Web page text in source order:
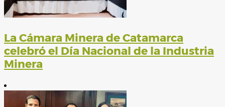
La Cámara Minera de Catamarca
celebró el Día Nacional de la Industria
Minera